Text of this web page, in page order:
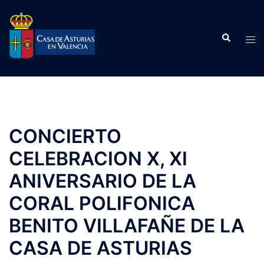
contenido
Buscar
CONCIERTO
CELEBRACION X, XI
ANIVERSARIO DE LA
CORAL POLIFONICA
BENITO VILLAFAÑE DE LA
CASA DE ASTURIAS